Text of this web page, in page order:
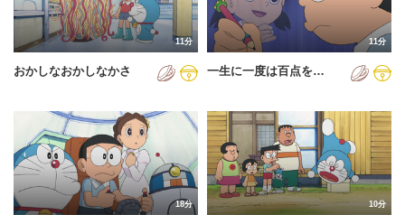
11分
おかしなおかしなかさ
11分
一生に一度は百点を…
18分 10分